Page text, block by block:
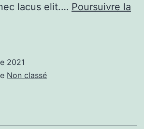
lacus elit.… Poursuivre la
2021
Non classé